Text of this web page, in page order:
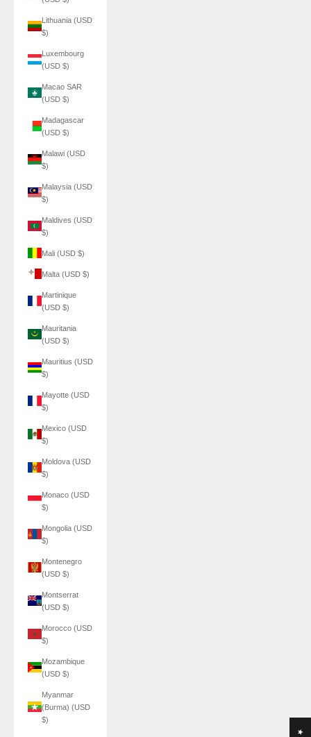
Lithuania (USD
$)
Luxembourg
(USD $)
Macao SAR
(USD $)
Madagascar
(USD $)
Malawi (USD
$)
Malaysia (USD
$)
Maldives (USD
$)
Mali (USD $)
Malta (USD $)
Martinique
(USD $)
Mauritania
(USD $)
Mauritius (USD
$)
Mayotte (USD
$)
Mexico (USD
$)
Moldova (USD
$)
Monaco (USD
$)
Mongolia (USD
$)
Montenegro
(USD $)
Montserrat
(USD $)
Morocco (USD
$)
Mozambique
(USD $)
Myanmar
(Burma) (USD
$)